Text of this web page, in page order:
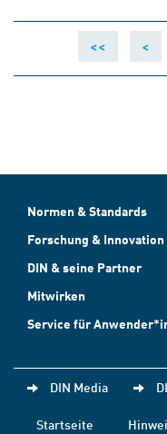
<< <
Normen & Standards
Forschung & Innovation
DIN & seine Partner
Mitwirken
Service für
DIN Media
Startseite